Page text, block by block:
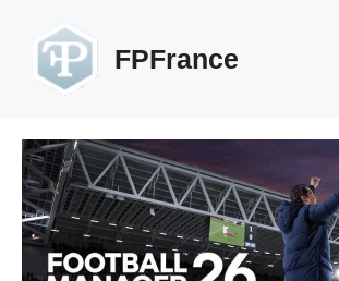
contenu
FPFrance